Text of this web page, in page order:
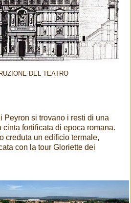
DEL TEATRO
Peyron si trovano i resti di una
cinta fortificata di epoca romana.
creduta un edificio termale,
con la tour Gloriette dei